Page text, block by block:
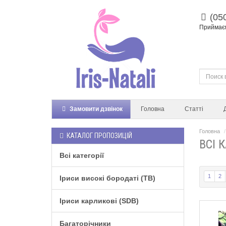
Замовити дзвінок Головна Статті
КАТАЛОГ ПРОПОЗИЦІЙ
Всі категорії
Іриси високі бородаті (TB)
Іриси карликові (SDB)
Багаторічники
Головна
ВСІ
1 2